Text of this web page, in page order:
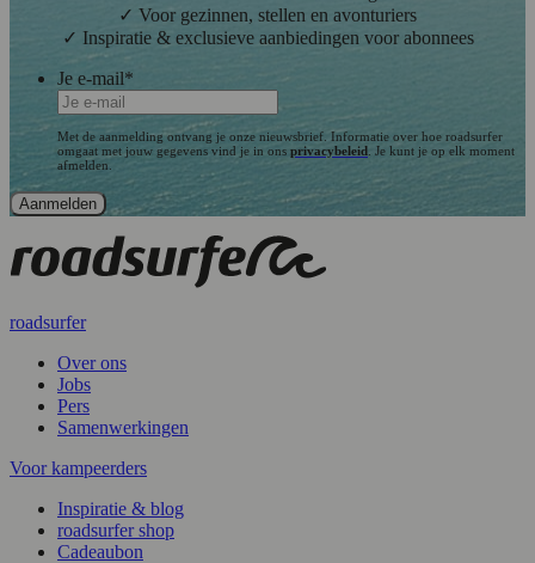
✓ Voor gezinnen, stellen en avonturiers
✓ Inspiratie & exclusieve aanbiedingen voor abonnees
Je e-mail*
Met de aanmelding ontvang je onze nieuwsbrief. Informatie over hoe roadsurfer
omgaat met jouw gegevens vind je in ons privacybeleid . Je kunt je op elk moment
afmelden.
roadsurfer
Over ons
Jobs
Pers
Samenwerkingen
Voor kampeerders
Inspiratie & blog
roadsurfer shop
Cadeaubon